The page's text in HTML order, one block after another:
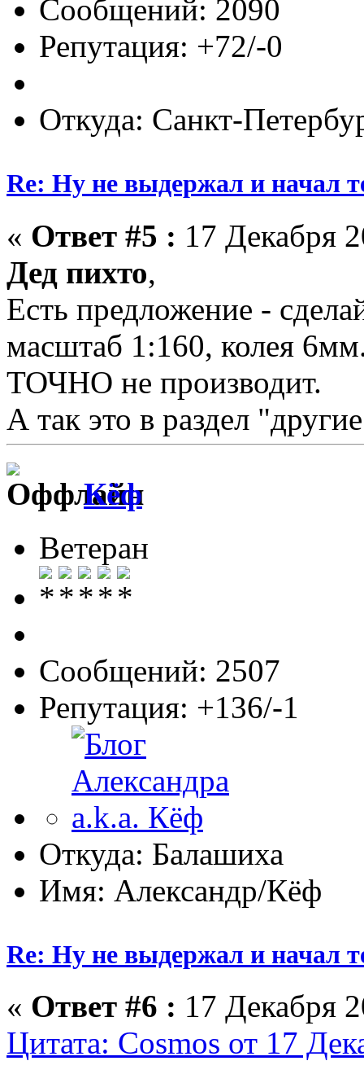
Сообщений: 2090
Репутация: +72/-0
Откуда: Санкт-
Re: Ну не выдержал и начал
« Ответ #5 : 17 Декабря
Дед пихто,
Есть предложение -
масштаб 1:160, колея
ТОЧНО не производит.
А так это в раздел
Кёф
Ветеран
Сообщений: 2507
Репутация: +136/-1
Откуда: Балашиха
Имя: Александр/Кёф
Re: Ну не выдержал и начал
« Ответ #6 : 17 Декабря
Цитата: Cosmos от 17